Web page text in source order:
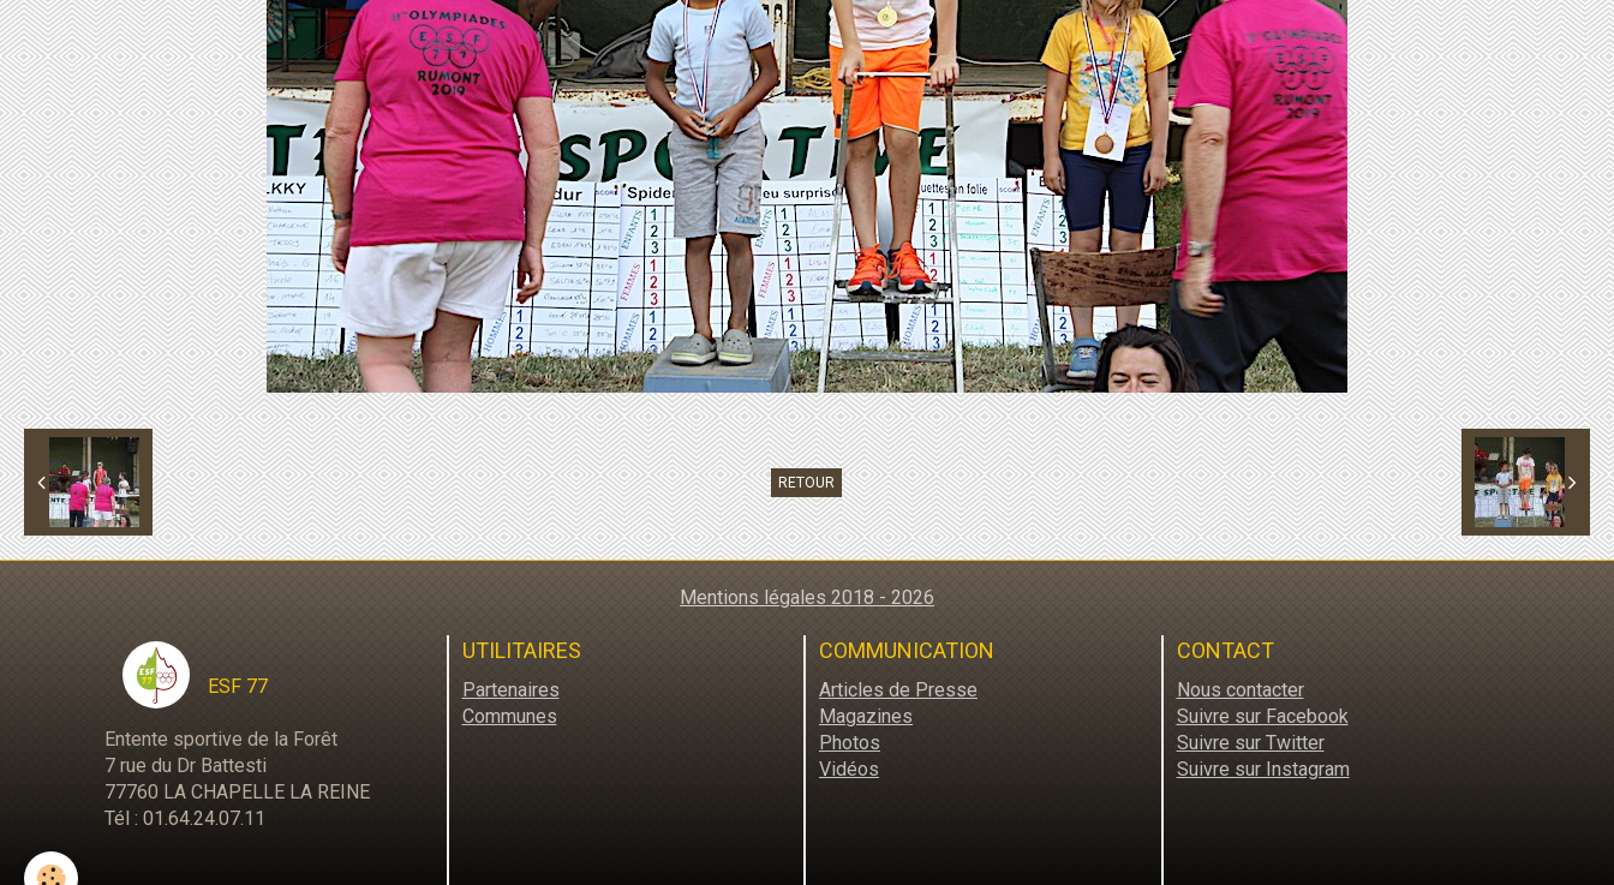
RETOUR
Mentions légales 2018 - 2026
ESF 77
Entente sportive de la Forêt
7 rue du Dr Battesti
77760 LA CHAPELLE LA REINE
Tél : 01.64.24.07.11
UTILITAIRES
Partenaires
Communes
COMMUNICATION
Articles de Presse
Magazines
Photos
Vidéos
CONTACT
Nous contacter
Suivre sur Facebook
Suivre sur Twitter
Suivre sur Instagram